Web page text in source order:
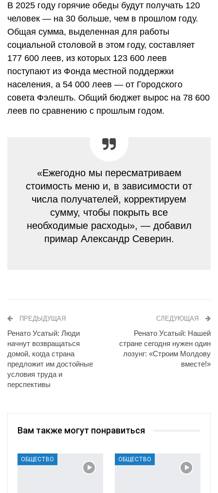
В 2025 году горячие обеды будут получать 120
человек — на 30 больше, чем в прошлом году.
Общая сумма, выделенная для работы
социальной столовой в этом году, составляет
177 600 леев, из которых 123 600 леев
поступают из Фонда местной поддержки
населения, а 54 000 леев — от Городского
совета Фэлешть. Общий бюджет вырос на 78 600
леев по сравнению с прошлым годом.
«Ежегодно мы пересматриваем
стоимость меню и, в зависимости от
числа получателей, корректируем
сумму, чтобы покрыть все
необходимые расходы», — добавил
примар Александр Северин.
ПРЕДЫДУЩАЯ
Ренато Усатый: Люди
начнут возвращаться
домой, когда страна
предложит им достойные
условия труда и
перспективы
СЛЕДУЮЩАЯ
Ренато Усатый: Нашей
стране сегодня нужен один
лозунг: «Строим Молдову
вместе!»
Вам также могут понравиться
ОБЩЕСТВО ОБЩЕСТВО